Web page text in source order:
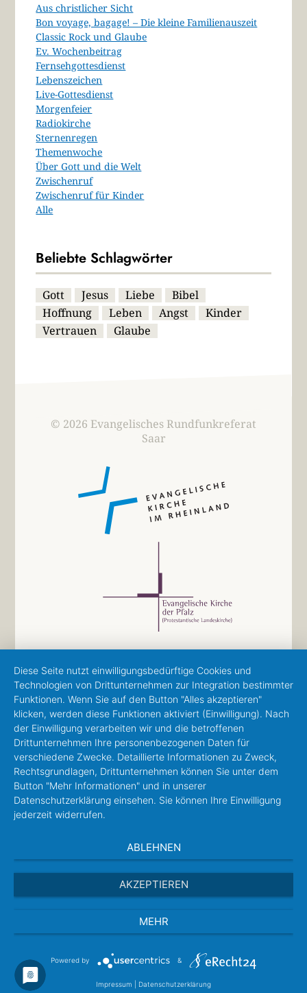
Aus christlicher Sicht
Bon voyage, bagage! – Die kleine Familienauszeit
Classic Rock und Glaube
Ev. Wochenbeitrag
Fernsehgottesdienst
Lebenszeichen
Live-Gottesdienst
Morgenfeier
Radiokirche
Sternenregen
Themenwoche
Über Gott und die Welt
Zwischenruf
Zwischenruf für Kinder
Alle
Beliebte Schlagwörter
Gott Jesus Liebe
Bibel
Hoffnung
Leben Angst
Kinder
Vertrauen
Glaube
© 2026 Evangelisches Rundfunkreferat
Saar
Diese Seite nutzt einwilligungsbedürftige Cookies und
Technologien von Drittunternehmen zur Integration bestimmter
Funktionen. Wenn Sie auf den Button "Alles akzeptieren"
klicken, werden diese Funktionen aktiviert (Einwilligung). Nach
der Einwilligung verarbeiten wir und die betroffenen
Drittunternehmen Ihre personenbezogenen Daten für
verschiedene Zwecke. Detaillierte Informationen zu Zweck,
Rechtsgrundlagen, Drittunternehmen können Sie unter dem
Button "Mehr Informationen" und in unserer
Datenschutzerklärung einsehen. Sie können Ihre Einwilligung
jederzeit widerrufen.
ABLEHNEN
AKZEPTIEREN
MEHR
Powered by &
Impressum Datenschutzerklärung